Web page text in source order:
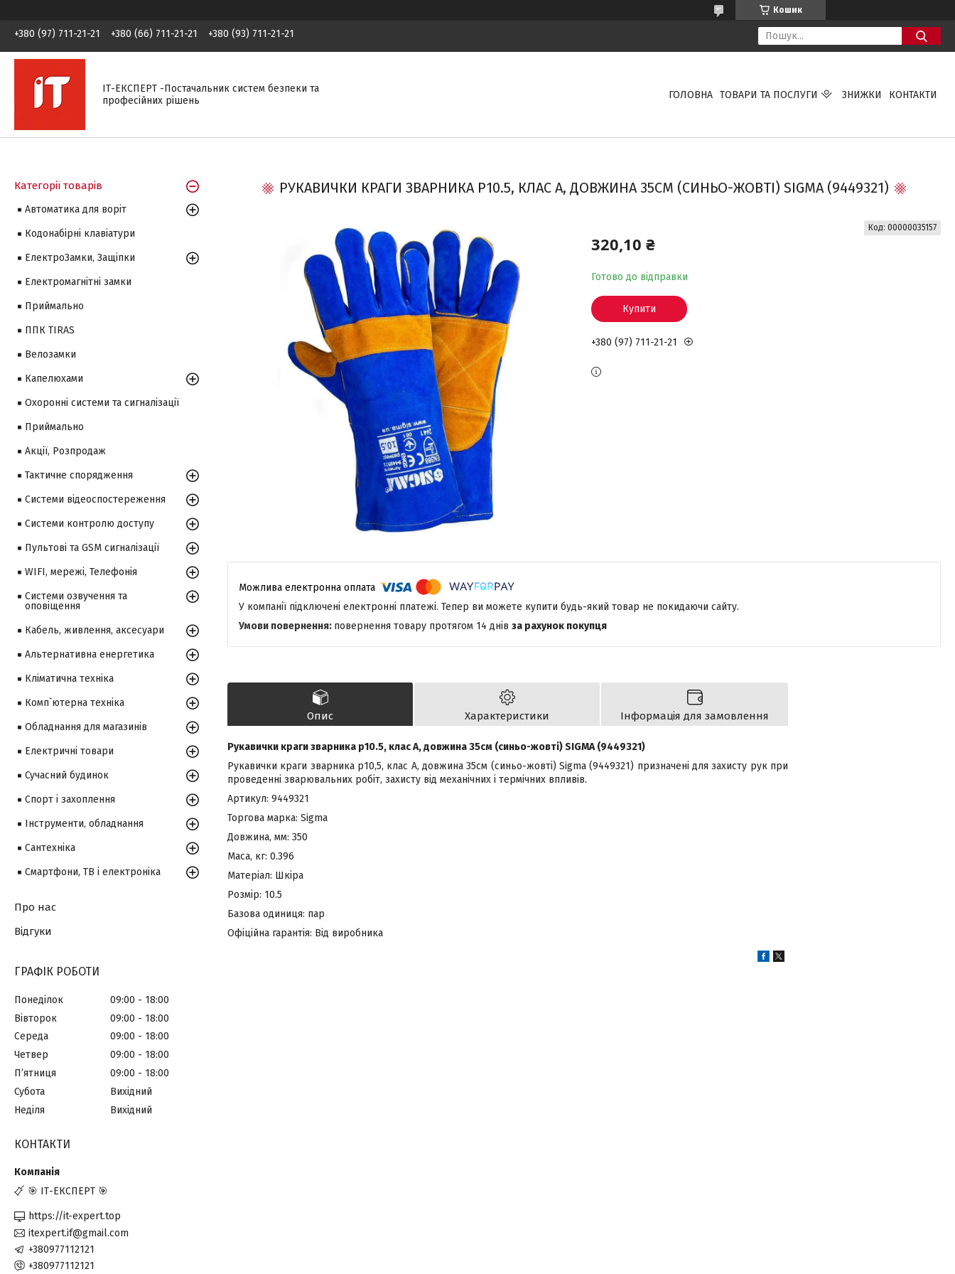
Кошик
+380 (97) 711-21-21 +380 (66) 711-21-21 +380 (93) 711-21-21
ІТ-ЕКСПЕРТ -Постачальник систем безпеки та
професійних рішень
ГОЛОВНА ТОВАРИ ТА ПОСЛУГИ ЗНИЖКИ КОНТАКТИ
РУКАВИЧКИ КРАГИ ЗВАРНИКА Р10.5, КЛАС А, ДОВЖИНА 35СМ (СИНЬО-ЖОВТІ) SIGMA (9449321)
320,10 ₴
Готово до відправки
Код: 00000035157
Купити
+380 (97) 711-21-21
У компанії підключені електронні платежі. Тепер ви можете купити будь-який товар не покидаючи сайту.
повернення товару протягом 14 днів за рахунок покупця
Опис Характеристики Інформація для замовлення
Рукавички краги зварника р10.5, клас А, довжина 35см (синьо-жовті) SIGMA (9449321)
Рукавички краги зварника р10,5, клас А, довжина 35см (синьо-жовті) Sigma (9449321) призначені для захисту рук при
проведенні зварювальних робіт, захисту від механічних і термічних впливів.
Артикул: 9449321
Торгова марка: Sigma
Довжина, мм: 350
Маса, кг: 0.396
Матеріал: Шкіра
Розмір: 10.5
Базова одиниця: пар
Офіційна гарантія: Від виробника
Категорії товарів
Автоматика для воріт
Кодонабірні клавіатури
ЕлектроЗамки, Защіпки
Електромагнітні замки
Приймально
ППК TIRAS
Велозамки
Капелюхами
Охоронні системи та сигналізації
Приймально
Акції, Розпродаж
Тактичне спорядження
Системи відеоспостереження
Системи контролю доступу
Пультові та GSM сигналізації
WIFI, мережі, Телефонія
Системи озвучення та
оповіщення
Кабель, живлення, аксесуари
Альтернативна енергетика
Кліматична техніка
Комп`ютерна техніка
Обладнання для магазинів
Електричні товари
Сучасний будинок
Спорт і захоплення
Інструменти, обладнання
Сантехніка
Смартфони, ТВ і електроніка
Про нас
Відгуки
ГРАФІК РОБОТИ
Понеділок 09:00
18:00
Вівторок
09:00
18:00
Середа
09:00
18:00
Четвер
09:00
18:00
Пʼятниця
09:00
18:00
Субота
Вихідний
Неділя
Вихідний
КОНТАКТИ
🎯 ІТ-ЕКСПЕРТ 🎯
https://it-expert.top
itexpert.if@gmail.com
+380977112121
+380977112121